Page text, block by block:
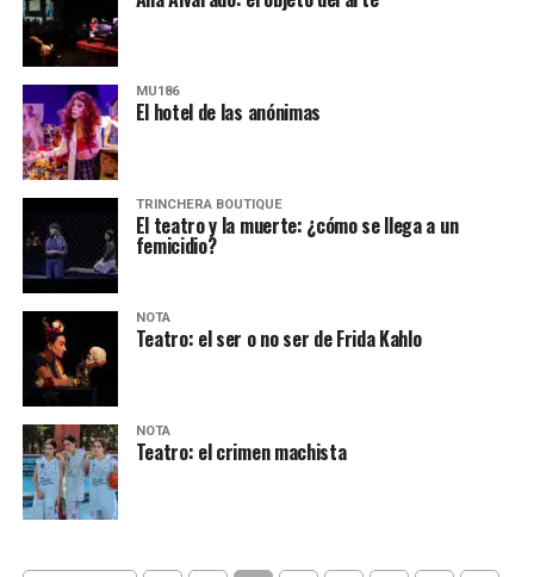
MU186
El hotel de las anónimas
TRINCHERA BOUTIQUE
El teatro y la muerte: ¿cómo se llega a un
femicidio?
NOTA
Teatro: el ser o no ser de Frida Kahlo
NOTA
Teatro: el crimen machista